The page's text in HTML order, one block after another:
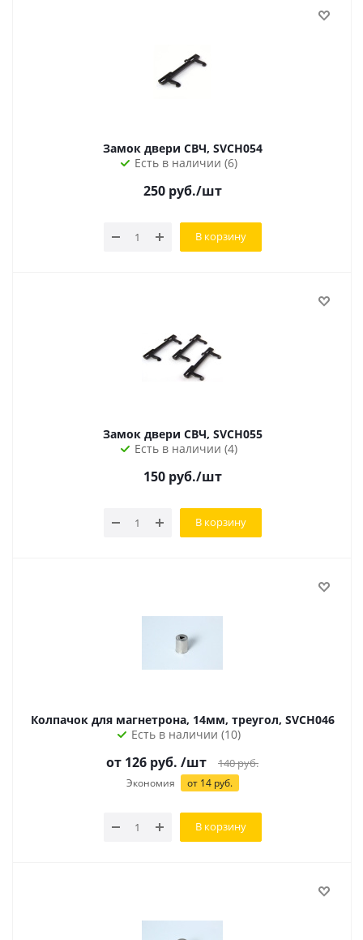
Замок двери СВЧ, SVCH054
Есть в наличии (6)
250руб./шт
В корзину
Замок двери СВЧ, SVCH055
Есть в наличии (4)
150руб./шт
В корзину
Колпачок для магнетрона, 14мм, треугол, SVCH046
Есть в наличии (10)
от 126 руб. /шт 140руб.
Экономия от 14руб.
В корзину